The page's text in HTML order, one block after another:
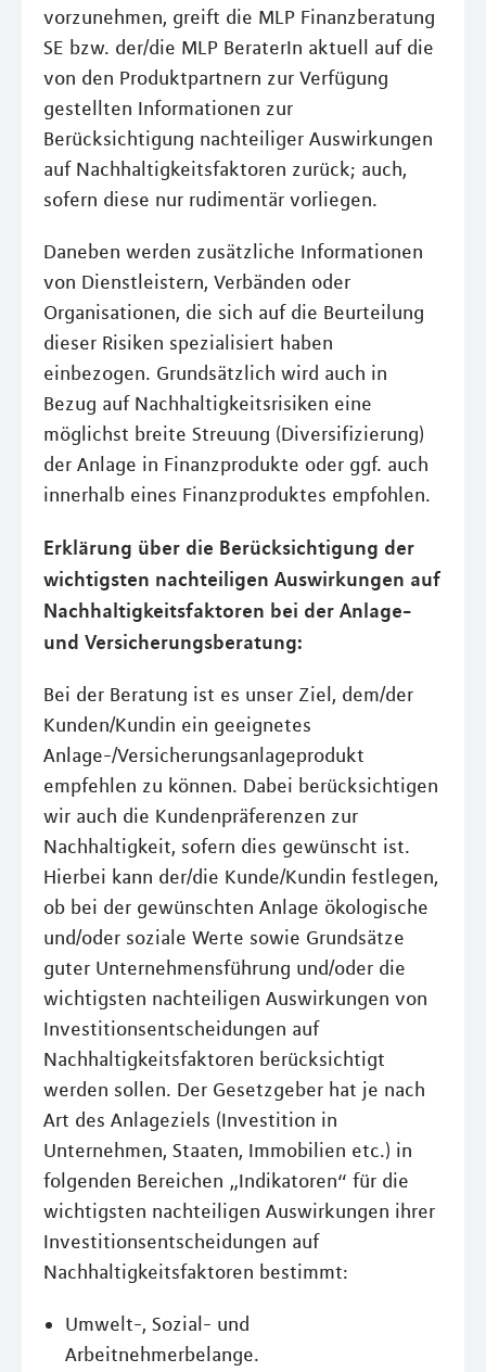
vorzunehmen, greift die MLP Finanzberatung
SE bzw. der/die MLP BeraterIn aktuell auf die
von den Produktpartnern zur Verfügung
gestellten Informationen zur
Berücksichtigung nachteiliger Auswirkungen
auf Nachhaltigkeitsfaktoren zurück; auch,
sofern diese nur rudimentär vorliegen.
Daneben werden zusätzliche Informationen
von Dienstleistern, Verbänden oder
Organisationen, die sich auf die Beurteilung
dieser Risiken spezialisiert haben
einbezogen. Grundsätzlich wird auch in
Bezug auf Nachhaltigkeitsrisiken eine
möglichst breite Streuung (Diversifizierung)
der Anlage in Finanzprodukte oder ggf. auch
innerhalb eines Finanzproduktes empfohlen.
Erklärung über die Berücksichtigung der
wichtigsten nachteiligen Auswirkungen auf
Nachhaltigkeitsfaktoren bei der Anlage-
und Versicherungsberatung:
Bei der Beratung ist es unser Ziel, dem/der
Kunden/Kundin ein geeignetes
Anlage-/Versicherungsanlageprodukt
empfehlen zu können. Dabei berücksichtigen
wir auch die Kundenpräferenzen zur
Nachhaltigkeit, sofern dies gewünscht ist.
Hierbei kann der/die Kunde/Kundin festlegen,
ob bei der gewünschten Anlage ökologische
und/oder soziale Werte sowie Grundsätze
guter Unternehmensführung und/oder die
wichtigsten nachteiligen Auswirkungen von
Investitionsentscheidungen auf
Nachhaltigkeitsfaktoren berücksichtigt
werden sollen. Der Gesetzgeber hat je nach
Art des Anlageziels (Investition in
Unternehmen, Staaten, Immobilien etc.) in
folgenden Bereichen „Indikatoren“ für die
wichtigsten nachteiligen Auswirkungen ihrer
Investitionsentscheidungen auf
Nachhaltigkeitsfaktoren bestimmt:
Umwelt-, Sozial- und
Arbeitnehmerbelange.